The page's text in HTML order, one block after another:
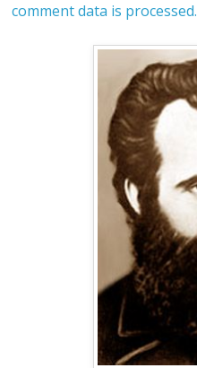
comment data is processed.